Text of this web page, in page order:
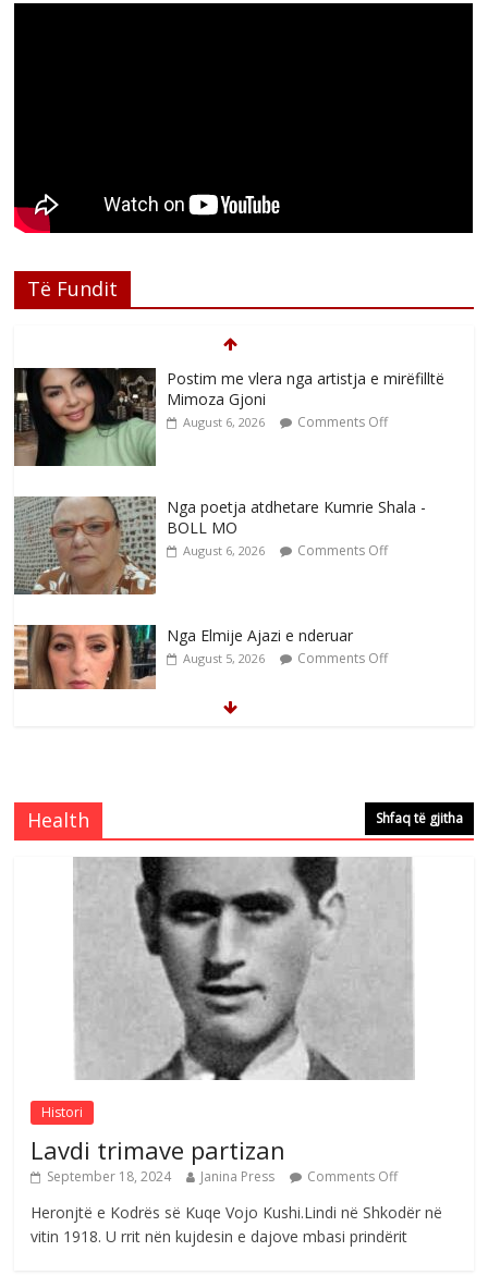
Të Fundit
August 6, 2026 Comments Off
Nga poetja atdhetare Kumrie Shala -
BOLL MO
Nga Elmije Ajazi e nderuar
August 5, 2026 Comments Off
Brahim Çekaj njē veprimtar i respektuar i
August 5, 2026
me mirenjohje nga Xhevdet Qeriqi Dega
Sulm , pse të dua ty
August 8, 2026 Comments Off
Health Shfaq të gjitha
Histori
Lavdi trimave partizan
September 18, 2024 Janina Press Comments Off
Heronjtë e Kodrës së Kuqe Vojo Kushi.Lindi në Shkodër në
vitin 1918. U rrit nën kujdesin e dajove mbasi prindërit